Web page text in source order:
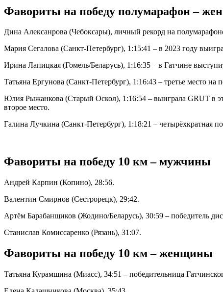
Фавориты на победу полумарафон –
Дина Алексанрова (Чебоксары), личный рекорд на
Мария Сегалова (Санкт-Петербург), 1:15:41 – в 2023 году
Ирина Лапицкая (Гомель/Беларусь), 1:16:35 – в Гатчине
Татьяна Ергунова (Санкт-Петербург), 1:16:43 – третье место
Юлия Рыжанкова (Старый Оскол), 1:16:54 – выиграла GRUT в
второе место.
Галина Лучкина (Санкт-Петербург), 1:18:21 – четырёхкратная
Фавориты на победу 10 км – мужчины
Андрей Карпин (Копино), 28:56.
Валентин Смирнов (Сестрорецк), 29:42.
Артём Барабанщиков (Жодино/Беларусь), 30:59 – победитель
Станислав Комиссаренко (Рязань), 31:07.
Фавориты на победу 10 км – женщины
Татьяна Курамшина (Миасс), 34:51 – победительница